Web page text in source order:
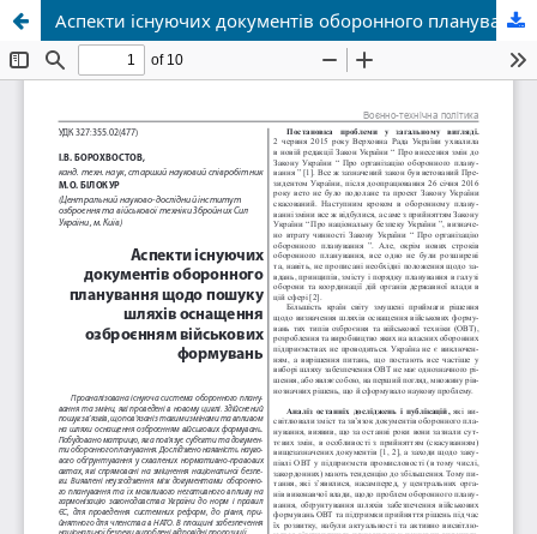
Аспекти існуючих документів оборонного планування щодо пошуку шляхів оснащення озброєнням військових формувань